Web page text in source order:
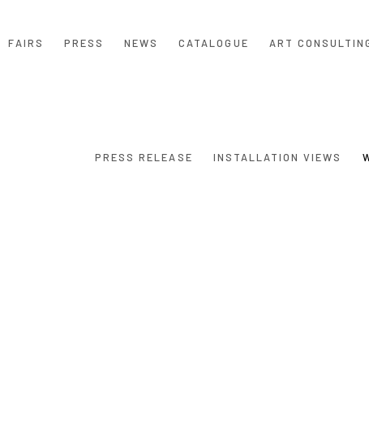
FAIRS PRESS NEWS CATALOGUE ART
PRESS RELEASE INSTALLATION VIEWS